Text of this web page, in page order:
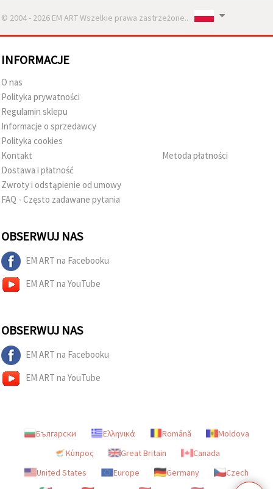
© 2004 - 2026 EM ART Wszelkie prawa zastrzeżone..
INFORMACJE
O nas
Polityka prywatności
Regulamin sklepu
Informacje o sprzedawcy
Polityka cookies
Kontakt
Dostawa i płatność
Zwroty i odstąpienie od umowy
FAQ - Często zadawane pytania
Metoda płatności
OBSERWUJ NAS
EM ART na Facebooku
EM ART na YouTube
OBSERWUJ NAS
EM ART na Facebooku
EM ART na YouTube
Български Ελληνικά Română
Moldova
Κύπρος
Great Britain
Canada
United States
Europe Germany
Czech